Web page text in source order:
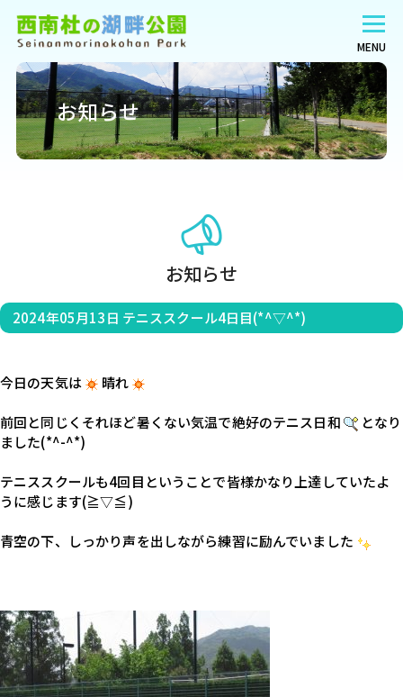
MENU
お知らせ
お知らせ
2024年05月13日 テニススクール4日目(*^▽^*)
今日の天気は 晴れ
前回と同じくそれほど暑くない気温で絶好のテニス日和
となり
ました(*^-^*)
テニススクールも4回目ということで皆様かなり上達していたよ
うに感じます(≧▽≦)
青空の下、しっかり声を出しながら練習に励んでいました